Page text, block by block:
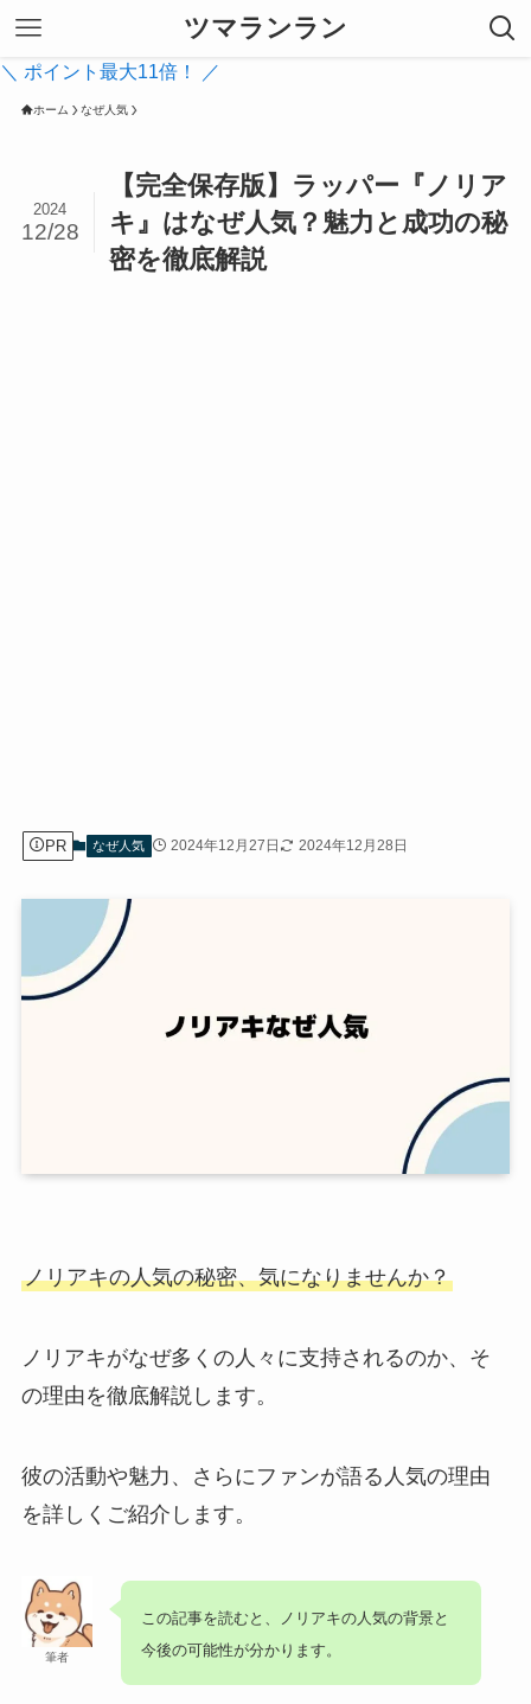
ツマランラン
＼ ポイント最大11倍！ ／
ホーム なぜ人気
【完全保存版】ラッパー『ノリア
キ』はなぜ人気？魅力と成功の秘
密を徹底解説
2024
12/28
PR なぜ人気 2024年12月27日 2024年12月28日
ノリアキの人気の秘密、気になりませんか？
ノリアキがなぜ多くの人々に支持されるのか、そ
の理由を徹底解説します。
彼の活動や魅力、さらにファンが語る人気の理由
を詳しくご紹介します。
筆者
この記事を読むと、ノリアキの人気の背景と
今後の可能性が分かります。